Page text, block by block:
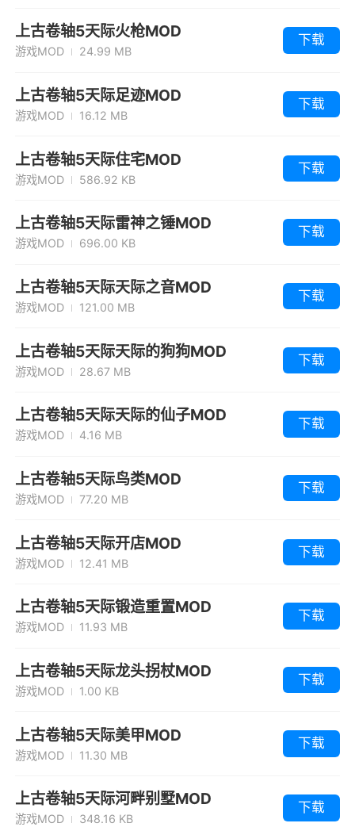
上古卷轴5天际火枪MOD
游戏MOD 24.99 MB
下载
上古卷轴5天际足迹MOD
游戏MOD 16.12 MB
下载
上古卷轴5天际住宅MOD
游戏MOD 586.92 KB
下载
上古卷轴5天际雷神之锤MOD
游戏MOD 696.00 KB
下载
上古卷轴5天际天际之音MOD
游戏MOD 121.00 MB
下载
上古卷轴5天际天际的狗狗MOD
游戏MOD 28.67 MB
下载
上古卷轴5天际天际的仙子MOD
游戏MOD 4.16 MB
下载
上古卷轴5天际鸟类MOD
游戏MOD 77.20 MB
下载
上古卷轴5天际开店MOD
游戏MOD 12.41 MB
下载
上古卷轴5天际锻造重置MOD
游戏MOD 11.93 MB
下载
上古卷轴5天际龙头拐杖MOD
游戏MOD 1.00 KB
下载
上古卷轴5天际美甲MOD
游戏MOD 11.30 MB
下载
上古卷轴5天际河畔别墅MOD
游戏MOD 348.16 KB
下载